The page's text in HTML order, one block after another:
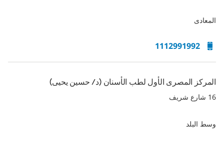
المعادى
1112991992
المركز المصرى الأول لطب الأسنان (د/ حسين يحيى)
16 شارع شريف
وسط البلد